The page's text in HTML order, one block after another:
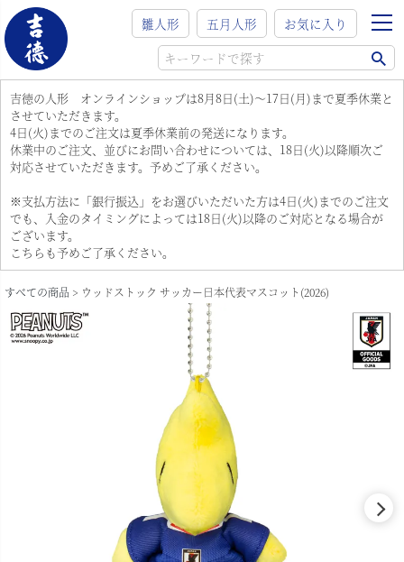
雛人形 五月人形 お気に入り
吉徳の人形 オンラインショップは8月8日(土)～17日(月)まで夏季休業と
させていただきます。
4日(火)までのご注文は夏季休業前の発送になります。
休業中のご注文、並びにお問い合わせについては、18日(火)以降順次ご
対応させていただきます。予めご了承ください。
※支払方法に「銀行振込」をお選びいただいた方は4日(火)までのご注文
でも、入金のタイミングによっては18日(火)以降のご対応となる場合が
ございます。
こちらも予めご了承ください。
すべての商品 ウッドストック サッカー日本代表マスコット(2026)